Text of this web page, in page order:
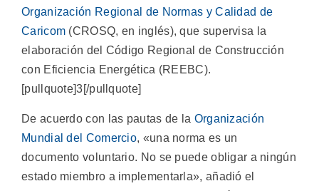
Organización Regional de Normas y Calidad de
Caricom (CROSQ, en inglés), que supervisa la
elaboración del Código Regional de Construcción
con Eficiencia Energética (REEBC).
[pullquote]3[/pullquote]
De acuerdo con las pautas de la Organización
Mundial del Comercio, «una norma es un
documento voluntario. No se puede obligar a ningún
estado miembro a implementarla», añadió el